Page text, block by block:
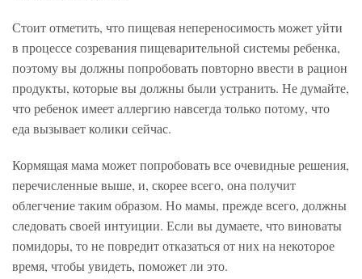
Стоит отметить, что пищевая непереносимость может уйти
в процессе созревания пищеварительной системы ребенка,
поэтому вы должны попробовать повторно ввести в рацион
продукты, которые вы должны были устранить. Не думайте,
что ребенок имеет аллергию навсегда только потому, что
еда вызывает колики сейчас.
Кормящая мама может попробовать все очевидные решения,
перечисленные выше, и, скорее всего, она получит
облегчение таким образом. Но мамы, прежде всего, должны
следовать своей интуиции. Если вы думаете, что виноваты
помидоры, то не повредит отказаться от них на некоторое
время, чтобы увидеть, поможет ли это.